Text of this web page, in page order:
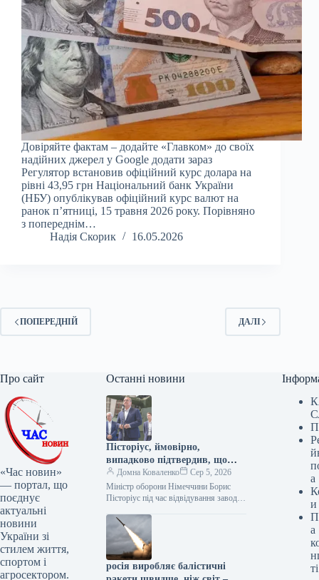
Довіряйте фактам – додайте «Главком» до своїх
надійних джерел у Google додати зараз
Регулятор встановив офіційний курс долара на
рівні 43,95 грн Національний банк України
(НБУ) опублікував офіційний курс валют на
ранок п’ятниці, 15 травня 2026 року. Порівняно
з попереднім…
Надія Скорик
16.05.2026
ПОПЕРЕДНІЙ ДАЛІ
Про сайт
«Час новин»
— портал, що
поєднує
актуальні
новини
України зі
стилем життя,
спортом і
агросектором.
Останні новини
Пісторіус, ймовірно,
випадково підтвердив, що
Україні передадуть найновіші
гаубиці RCH-155, як
повідомляє Bild.
Домна Коваленко
Сер 5, 2026
Міністр оборони Німеччини Борис
Пісторіус під час відвідування заводу
що сучасні колісні гаубиці RCH-155
вже знаходяться…
росія виробляє балістичні
а
и
а
ті